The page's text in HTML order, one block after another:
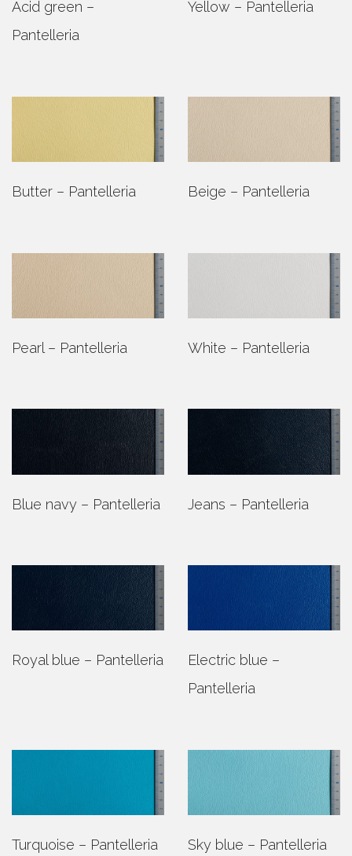
Acid green –
Pantelleria
Yellow – Pantelleria
Butter – Pantelleria Beige – Pantelleria
Pearl – Pantelleria White – Pantelleria
Blue navy – Pantelleria Jeans – Pantelleria
Royal blue – Pantelleria
Electric blue –
Pantelleria
Turquoise – Pantelleria Sky blue – Pantelleria